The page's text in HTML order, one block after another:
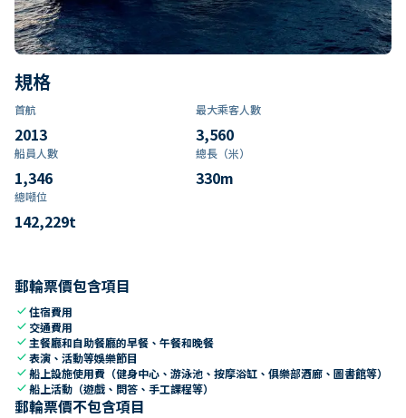
規格
首航
2013
最大乘客人數
3,560
船員人數
1,346
總長（米）
330m
總噸位
142,229t
郵輪票價包含項目
check住宿費用
check 交通費用
check 主餐廳和自助餐廳的早餐、午餐和晚餐
check表演、活動等娛樂節目
check船上設施使用費（健身中心、游泳池、按摩浴缸、俱樂部酒廊、圖書館等）
check船上活動（遊戲、問答、手工課程等）
郵輪票價不包含項目